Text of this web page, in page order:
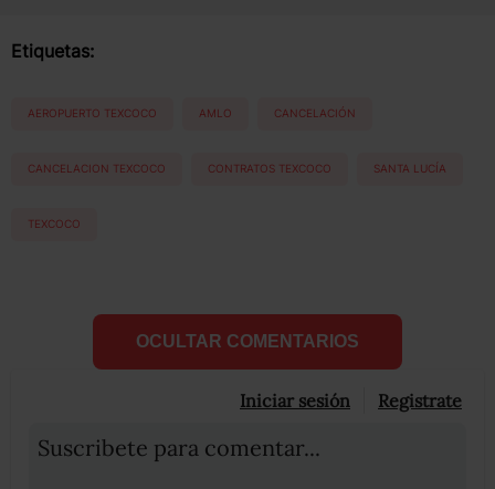
Etiquetas:
AEROPUERTO TEXCOCO AMLO CANCELACIÓN
CANCELACION TEXCOCO CONTRATOS TEXCOCO SANTA LUCÍA
TEXCOCO
OCULTAR COMENTARIOS
Iniciar sesión Registrate
Suscribete para comentar...